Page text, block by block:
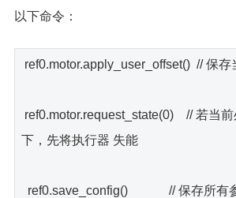
以下命令：
ref0.motor.apply_user_offset() // 保存
ref0.motor.request_state(0) // 若当
下，先将执行器 失能
ref0.save_config() // 保存所有参